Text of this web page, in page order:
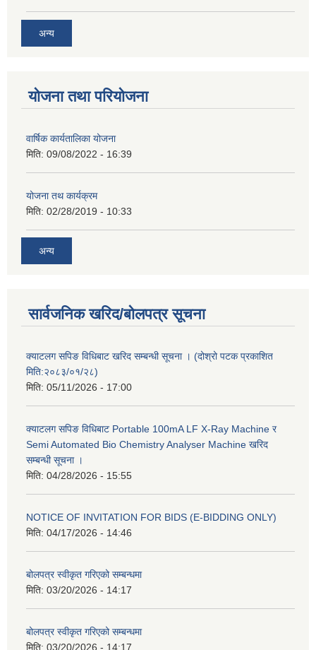
अन्य
योजना तथा परियोजना
वार्षिक कार्यतालिका योजना
मिति: 09/08/2022 - 16:39
योजना तथ कार्यक्रम
मिति: 02/28/2019 - 10:33
अन्य
सार्वजनिक खरिद/बोलपत्र सूचना
क्याटलग सपिङ विधिबाट खरिद सम्बन्धी सूचना । (दोश्रो पटक प्रकाशित
मिति:२०८३/०१/२८)
मिति: 05/11/2026 - 17:00
क्याटलग सपिङ विधिबाट Portable 100mA LF X-Ray Machine र
Semi Automated Bio Chemistry Analyser Machine खरिद
सम्बन्धी सूचना ।
मिति: 04/28/2026 - 15:55
NOTICE OF INVITATION FOR BIDS (E-BIDDING ONLY)
मिति: 04/17/2026 - 14:46
बोलपत्र स्वीकृत गरिएको सम्बन्धमा
मिति: 03/20/2026 - 14:17
बोलपत्र स्वीकृत गरिएको सम्बन्धमा
मिति: 03/20/2026 - 14:17